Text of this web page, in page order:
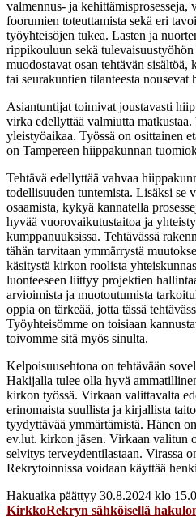
valmennus- ja kehittämisprosesseja,
foorumien toteuttamista sekä eri
työyhteisöjen tukea. Lasten ja
rippikouluun sekä
muodostavat osan tehtävän
tai seurakuntien tilanteesta nousevat
Asiantuntijat toimivat joustavasti
virka edellyttää valmiutta matkustaa.
yleistyöaikaa. Työssä on osittainen
on Tampereen hiippakunnan
Tehtävä edellyttää vahvaa
todellisuuden tuntemista. Lisäksi se
osaamista, kykyä kannatella
hyvää vuorovaikutustaitoa ja
kumppanuuksissa. Tehtävässä
tähän tarvitaan ymmärrystä
käsitystä kirkon roolista
luonteeseen liittyy projektien
arvioimista ja muotoutumista
oppia on tärkeää, jotta tässä
Työyhteisömme on toisiaan
toivomme sitä myös sinulta.
Kelpoisuusehtona on tehtävään
Hakijalla tulee olla hyvä
kirkon työssä. Virkaan valittavalta
erinomaista suullista ja kirjallista
tyydyttävää ymmärtämistä. Hänen
ev.lut. kirkon jäsen. Virkaan valitun
selvitys terveydentilastaan. Virassa
Rekrytoinnissa voidaan käyttää
Hakuaika päättyy 30.8.2024 klo
KirkkoRekryn sähköisellä